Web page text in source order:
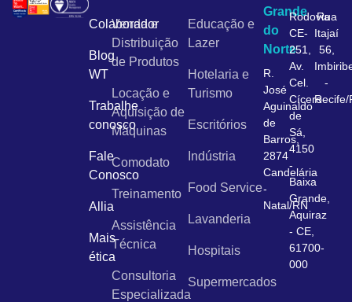
Colaborador
Blog
WT
Trabalhe
conosco
Fale
Conosco
Allia
Mais
ética
Venda e
Distribuição
de Produtos
Locação e
Aquisição de
Máquinas
Comodato
Treinamento
Assistência
Técnica
Consultoria
Especializada
Educação e
Lazer
Hotelaria e
Turismo
Escritórios
Indústria
Food Service
Lavanderia
Hospitais
Supermercados
Grande
do
Norte
R.
José
Aguinaldo
de
Barros,
2874
Candelária
-
Natal/RN
Rodovia
CE-
251,
Av.
Cel.
Cícero
de
Sá,
4150
-
Baixa
Grande,
Aquiraz
- CE,
61700-
000
Rua
Itajaí
56,
-
Recife/